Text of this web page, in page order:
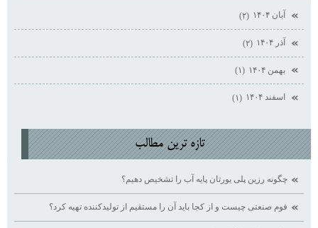
آبان ۱۴۰۴ (۲)
آذر ۱۴۰۴ (۲)
بهمن ۱۴۰۴ (۱)
اسفند ۱۴۰۴ (۱)
تازه ترين مطالب
چگونه رزین پلی یورتان پایه آب را تشخیص دهیم؟
فوم صنعتی چیست و از کجا باید آن را مستقیم از تولیدکننده تهیه کرد؟